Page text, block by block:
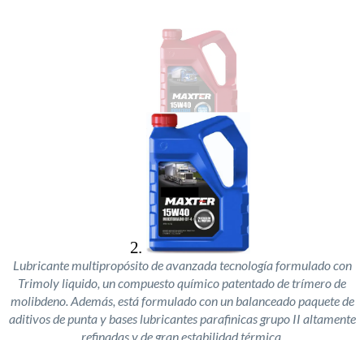
Lubricante multipropósito de avanzada tecnología formulado con
Trimoly liquido, un compuesto químico patentado de trímero de
molibdeno. Además, está formulado con un balanceado paquete de
aditivos de punta y bases lubricantes parafinicas grupo II altamente
refinadas y de gran estabilidad térmica.